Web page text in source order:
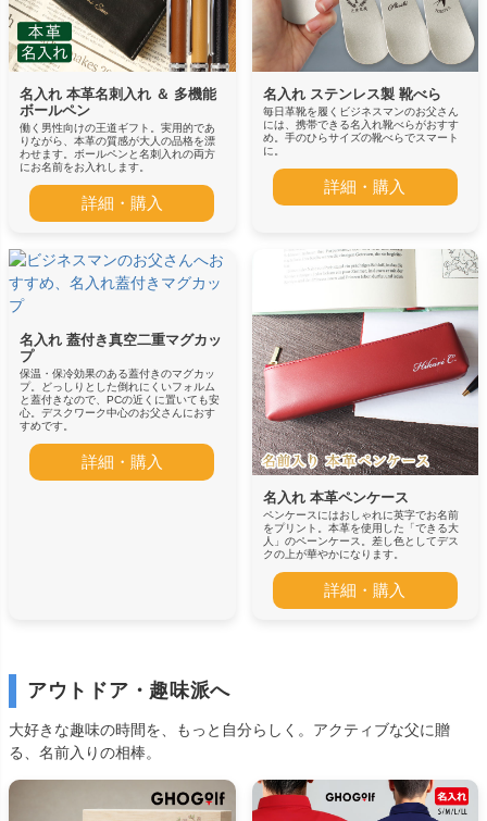
名入れ 本革名刺入れ ＆ 多機能
ボールペン
働く男性向けの王道ギフト。実用的であ
りながら、本革の質感が大人の品格を漂
わせます。ボールペンと名刺入れの両方
にお名前をお入れします。
詳細・購入
名入れ ステンレス製 靴べら
毎日革靴を履くビジネスマンのお父さん
には、携帯できる名入れ靴べらがおすす
め。手のひらサイズの靴べらでスマート
に。
詳細・購入
名入れ 蓋付き真空二重マグカッ
プ
保温・保冷効果のある蓋付きのマグカッ
プ。どっしりとした倒れにくいフォルム
と蓋付きなので、PCの近くに置いても安
心。デスクワーク中心のお父さんにおす
すめです。
詳細・購入
名入れ 本革ペンケース
ペンケースにはおしゃれに英字でお名前
をプリント。本革を使用した「できる大
人」のペーンケース。差し色としてデス
クの上が華やかになります。
詳細・購入
アウトドア・趣味派へ
大好きな趣味の時間を、もっと自分らしく。アクティブな父に贈
る、名前入りの相棒。